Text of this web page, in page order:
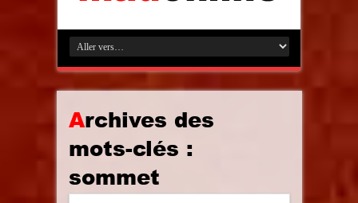
Archives des
mots-clés :
sommet